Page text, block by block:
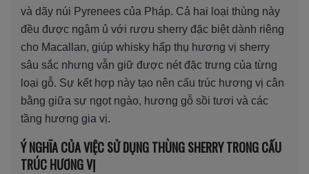
và dãy núi Pyrenees của Pháp. Cả hai loại thùng này
đều được ngâm ủ với rượu sherry đặc biệt dành riêng
cho Macallan, giúp whisky hấp thụ hương vị sherry
sâu sắc nhưng vẫn giữ được nét đặc trưng của từng
loại gỗ. Sự kết hợp này tạo nên cấu trúc hương vị cân
bằng giữa sự ngọt ngào, hương gỗ sồi tươi và các
tầng hương gia vị.
Ý NGHĨA CỦA VIỆC SỬ DỤNG THÙNG SHERRY TRONG CẤU
TRÚC HƯƠNG VỊ